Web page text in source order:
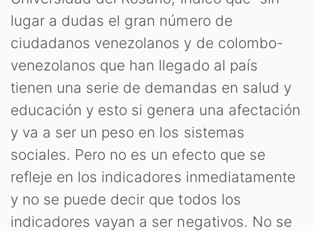
lugar a dudas el gran número de
ciudadanos venezolanos y de colombo-
venezolanos que han llegado al país
tienen una serie de demandas en salud y
educación y esto si genera una afectación
y va a ser un peso en los sistemas
sociales. Pero no es un efecto que se
refleje en los indicadores inmediatamente
y no se puede decir que todos los
indicadores vayan a ser negativos. No se